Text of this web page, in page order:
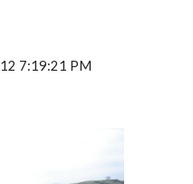
7:19:21 PM